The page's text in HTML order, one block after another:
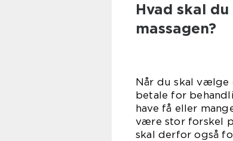
Hvad skal
massagen?
Når du skal vælge
betale for
have få eller
være stor forskel
skal derfor også